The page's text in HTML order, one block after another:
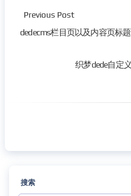
Previous Post
dedecms栏目页以及内容页标
织梦dede自定
搜索